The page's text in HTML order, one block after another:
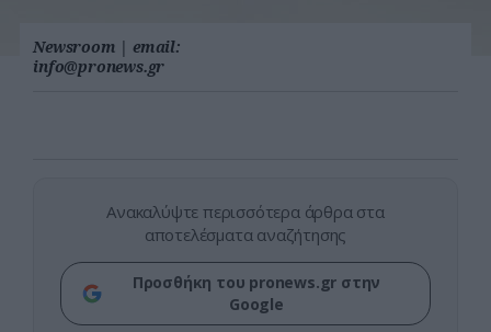
Newsroom | email:
info@pronews.gr
Ανακαλύψτε περισσότερα άρθρα στα
αποτελέσματα αναζήτησης
Προσθήκη του pronews.gr στην
Google